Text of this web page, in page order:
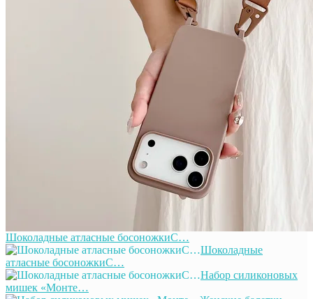
Шоколадные атласные босоножкиС…
Шоколадные
атласные босоножкиС…
Набор силиконовых
мишек «Монте…